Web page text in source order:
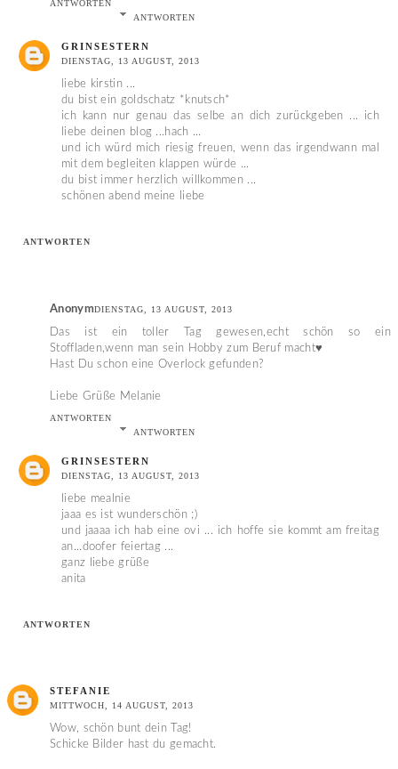
ANTWORTEN
ANTWORTEN
GRINSESTERN
DIENSTAG, 13 AUGUST, 2013
liebe kirstin ...
du bist ein goldschatz *knutsch*
ich kann nur genau das selbe an dich zurückgeben ... ich
liebe deinen blog ...hach ...
und ich würd mich riesig freuen, wenn das irgendwann mal
mit dem begleiten klappen würde ...
du bist immer herzlich willkommen ...
schönen abend meine liebe
ANTWORTEN
AnonymDIENSTAG, 13 AUGUST, 2013
Das ist ein toller Tag gewesen,echt schön so ein
Stoffladen,wenn man sein Hobby zum Beruf macht♥
Hast Du schon eine Overlock gefunden?
Liebe Grüße Melanie
ANTWORTEN
ANTWORTEN
GRINSESTERN
DIENSTAG, 13 AUGUST, 2013
liebe mealnie
jaaa es ist wunderschön ;)
und jaaaa ich hab eine ovi ... ich hoffe sie kommt am freitag
an...doofer feiertag ...
ganz liebe grüße
anita
ANTWORTEN
STEFANIE
MITTWOCH, 14 AUGUST, 2013
Wow, schön bunt dein Tag!
Schicke Bilder hast du gemacht.